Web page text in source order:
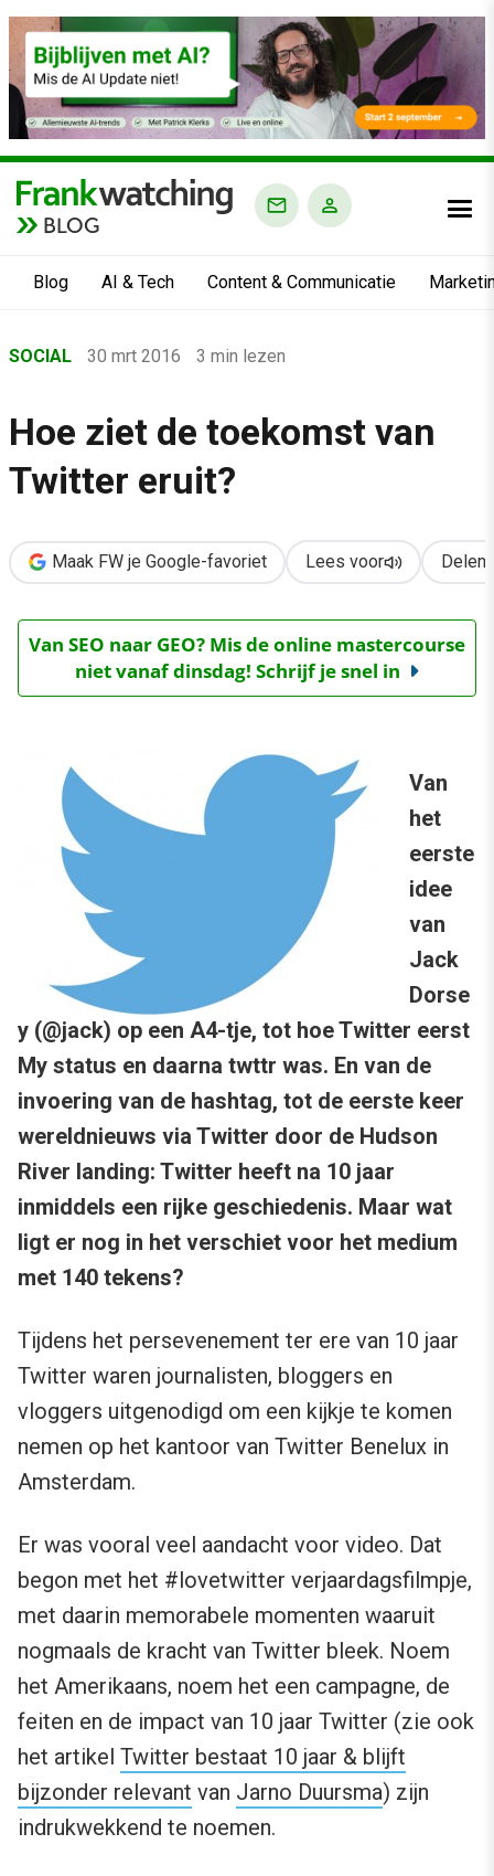
BLOG
Blog AI & Tech Content & Communicatie
›
›
Social
Hoe ziet de toekomst van Twitter eruit?
SOCIAL 30 mrt 2016 3 min lezen
Hoe ziet de toekomst van
Twitter eruit?
Maak FW je Google-favoriet Lees voor Delen
Van SEO naar GEO? Mis de online mastercourse
niet vanaf dinsdag! Schrijf je snel in
Van
het
eerste
idee
van
Jack
Dorse
y (@jack) op een A4-tje, tot hoe Twitter eerst
My status en daarna twttr was. En van de
invoering van de hashtag, tot de eerste keer
wereldnieuws via Twitter door de Hudson
River landing: Twitter heeft na 10 jaar
inmiddels een rijke geschiedenis. Maar wat
ligt er nog in het verschiet voor het medium
met 140 tekens?
Tijdens het persevenement ter ere van 10 jaar
Twitter waren journalisten, bloggers en
vloggers uitgenodigd om een kijkje te komen
nemen op het kantoor van Twitter Benelux in
Amsterdam.
Er was vooral veel aandacht voor video. Dat
begon met het #lovetwitter verjaardagsfilmpje,
met daarin memorabele momenten waaruit
nogmaals de kracht van Twitter bleek. Noem
het Amerikaans, noem het een campagne, de
feiten en de impact van 10 jaar Twitter (zie ook
het artikel Twitter bestaat 10 jaar & blijft
bijzonder relevant van Jarno Duursma) zijn
indrukwekkend te noemen.